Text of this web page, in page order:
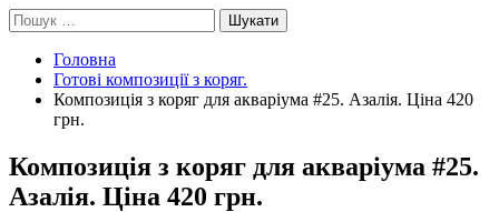
Пошук:
Головна
Готові композиції з коряг.
Композиція з коряг для акваріума #25. Азалія. Ціна 420
грн.
Композиція з коряг для акваріума #25.
Азалія. Ціна 420 грн.